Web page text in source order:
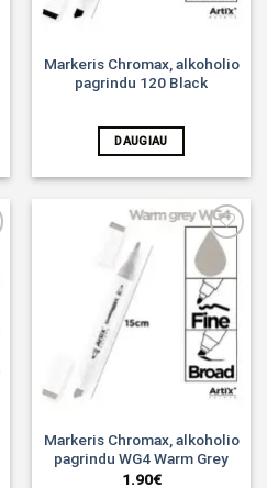
Markeris Chromax, alkoholio
pagrindu 120 Black
DAUGIAU
Noriu!
Markeris Chromax, alkoholio
pagrindu WG4 Warm Grey
1.90€